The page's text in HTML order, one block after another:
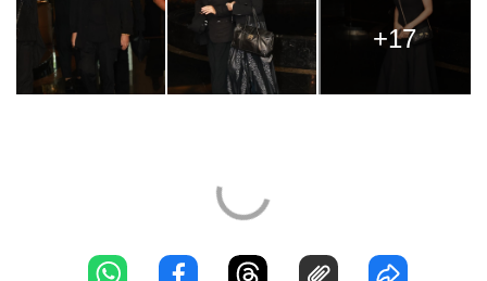
+17